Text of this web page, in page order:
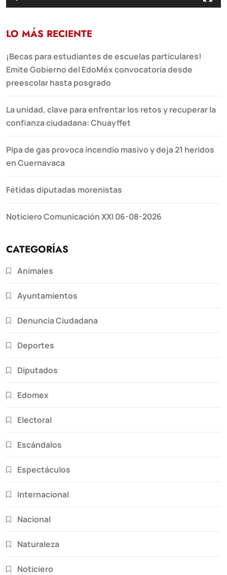
LO MÁS RECIENTE
¡Becas para estudiantes de escuelas particulares!
Emite Gobierno del EdoMéx convocatoria desde
preescolar hasta posgrado
La unidad, clave para enfrentar los retos y recuperar la
confianza ciudadana: Chuayffet
Pipa de gas provoca incendio masivo y deja 21 heridos
en Cuernavaca
Fétidas diputadas morenistas
Noticiero Comunicación XXI 06-08-2026
CATEGORÍAS
Animales
Ayuntamientos
Denuncia Ciudadana
Deportes
Diputados
Edomex
Electoral
Escándalos
Espectáculos
Internacional
Nacional
Naturaleza
Noticiero